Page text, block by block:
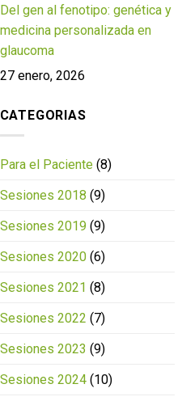
Del gen al fenotipo: genética y
medicina personalizada en
glaucoma
27 enero, 2026
CATEGORIAS
Para el Paciente(8)
Sesiones 2018 (9)
Sesiones 2019(9)
Sesiones 2020(6)
Sesiones 2021 (8)
Sesiones 2022 (7)
Sesiones 2023 (9)
Sesiones 2024(10)